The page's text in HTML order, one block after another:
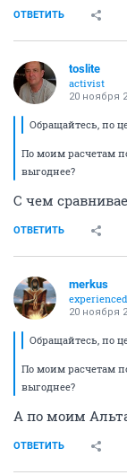
ОТВЕТИТЬ
toslite
activist
20 ноября
Обращайтесь, по
По моим расчетам
выгоднее?
С чем
ОТВЕТИТЬ
merkus
experienced
20 ноября
Обращайтесь, по
По моим расчетам
выгоднее?
А по моим
ОТВЕТИТЬ